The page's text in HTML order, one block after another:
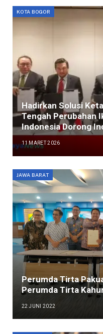
KOTA BOGOR
Hadirkan Solusi
Tengah Perubahan
Indonesia Dorong
11 MARET 2026
JAWA BARAT
Perumda Tirta
Perumda Tirta
22 JUNI 2022